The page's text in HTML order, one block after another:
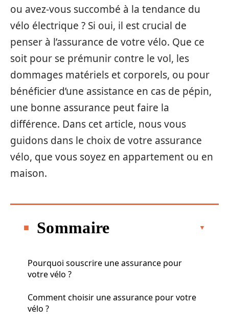
ou avez-vous succombé à la tendance du
vélo électrique ? Si oui, il est crucial de
penser à l’assurance de votre vélo. Que ce
soit pour se prémunir contre le vol, les
dommages matériels et corporels, ou pour
bénéficier d’une assistance en cas de pépin,
une bonne assurance peut faire la
différence. Dans cet article, nous vous
guidons dans le choix de votre assurance
vélo, que vous soyez en appartement ou en
maison.
Sommaire
Pourquoi souscrire une assurance pour
votre vélo ?
Comment choisir une assurance pour votre
vélo ?